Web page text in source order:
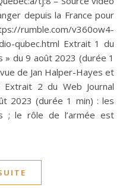
depuis la France pour
rumble.com/v360ow4-
qubec.html Extrait 1 du
» du 9 août 2023 (durée 1
de Jan Halper-Hayes et
2 du Web Journal
2023 (durée 1 min) : les
; le rôle de l’armée est